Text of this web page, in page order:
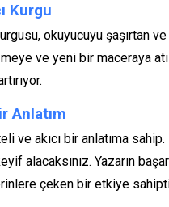
Kurgu
okuyucuyu şaşırtan
ve yeni bir maceraya
Anlatım
ve akıcı bir anlatıma
alacaksınız. Yazarın
çeken bir etkiye